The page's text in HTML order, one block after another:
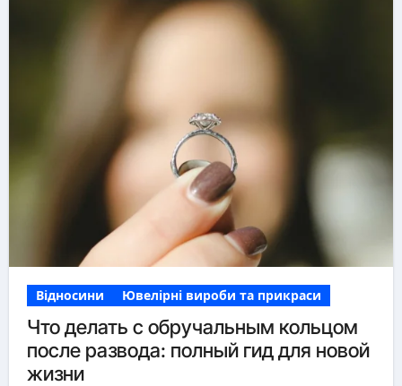
Відносини Ювелірні вироби та прикраси
Что делать с обручальным кольцом
после развода: полный гид для новой
жизни